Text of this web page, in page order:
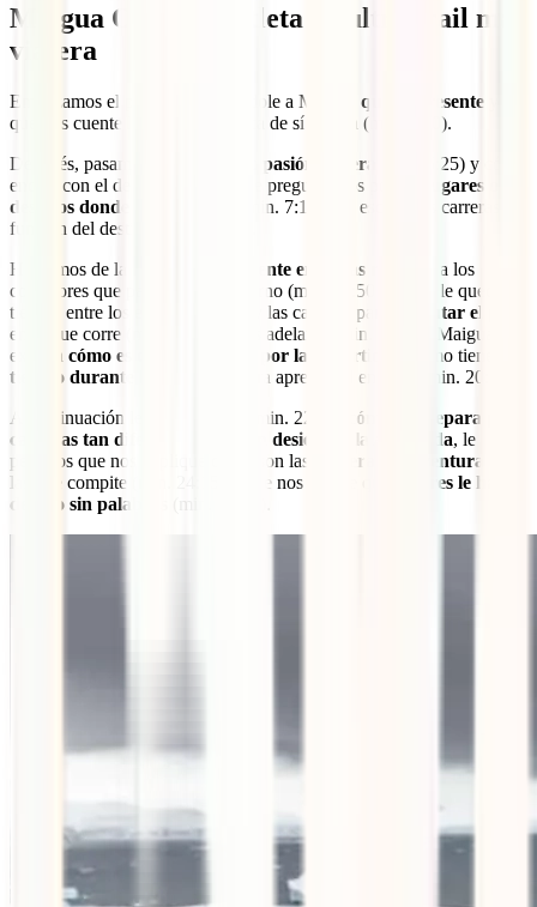
Maigua Ojeda: la atleta de ultra trail más
viajera
Empezamos el programa pidiéndole a Maigua que se presente
que nos cuente lo que ella destaca de sí misma (min. 3:00).
Después, pasamos a hablar de su
pasión viajera
(min. 5:25) y cómo
encaja con el deporte. También le preguntamos por los
lugares o
destinos donde más disfruta
(min. 7:15) y si escoge las carreras en
función del destino (min. 10:10).
Hablamos de la
reacción de la gente en zonas remotas a los
corredores que pasan por su entorno (min. 12:50) y de si le queda
tiempo entre los entrenamientos y las carreras para
disfrutar el país
en el que corre (min. 14:55). Más adelante (min. 16:05), Maigua nos
explica cómo es correr y viajar por la Antártida
y cómo tiene
tiempo durante las carreras
para apreciar el entorno (min. 20:00).
A continuación le preguntamos (min. 22:40)
cómo se prepara para
carreras tan diferentes como un desierto y la Antártida, le
pedimos que nos explique cómo son las
carreras de aventura
las que compite (min. 24:15) y que nos cuente qué
lugares le han
dejado sin palabras